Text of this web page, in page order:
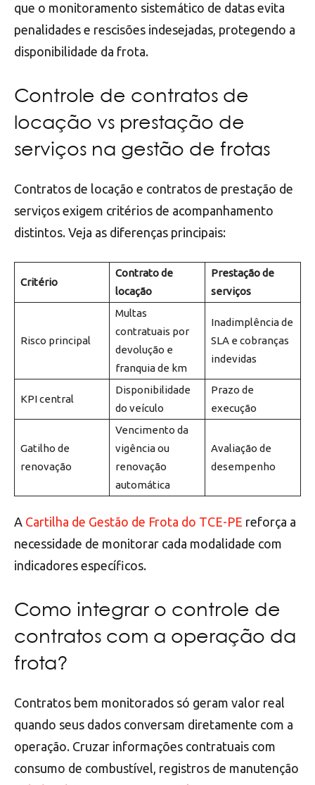
que o monitoramento sistemático de datas evita
penalidades e rescisões indesejadas, protegendo a
disponibilidade da frota.
Controle de contratos de
locação vs prestação de
serviços na gestão de frotas
Contratos de locação e contratos de prestação de
serviços exigem critérios de acompanhamento
distintos. Veja as diferenças principais:
Critério
Contrato de
locação
Prestação de
serviços
Risco principal
Multas
contratuais por
devolução e
franquia de km
Inadimplência de
SLA e cobranças
indevidas
KPI central
Disponibilidade
do veículo
Prazo de
execução
Gatilho de
renovação
Vencimento da
vigência ou
renovação
automática
Avaliação de
desempenho
A Cartilha de Gestão de Frota do TCE-PE reforça a
necessidade de monitorar cada modalidade com
indicadores específicos.
Como integrar o controle de
contratos com a operação da
frota?
Contratos bem monitorados só geram valor real
quando seus dados conversam diretamente com a
operação. Cruzar informações contratuais com
consumo de combustível, registros de manutenção